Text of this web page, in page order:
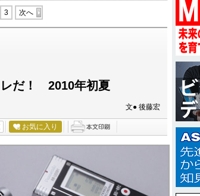
3 次へ
レだ！ 2010年初夏
文● 後藤宏
お気に入り